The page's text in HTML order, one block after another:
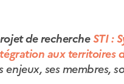
de rechercheSTI :
aux territoires
enjeux, ses membres,